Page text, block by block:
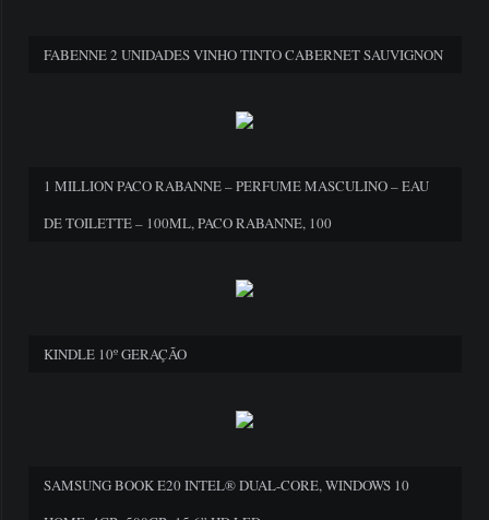
FABENNE 2 UNIDADES VINHO TINTO CABERNET SAUVIGNON
1 MILLION PACO RABANNE – PERFUME MASCULINO – EAU
DE TOILETTE – 100ML, PACO RABANNE, 100
KINDLE 10º GERAÇÃO
SAMSUNG BOOK E20 INTEL® DUAL-CORE, WINDOWS 10